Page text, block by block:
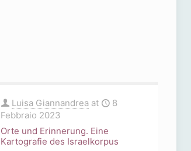
Luisa Giannandrea at
8
Febbraio 2023
Orte und Erinnerung. Eine
Kartografie des Israelkorpus